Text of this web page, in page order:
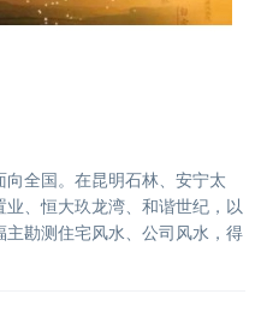
全国。在昆明石林、安宁太
、恒大玖龙湾、和谐世纪，以
勘测住宅风水、公司风水，得